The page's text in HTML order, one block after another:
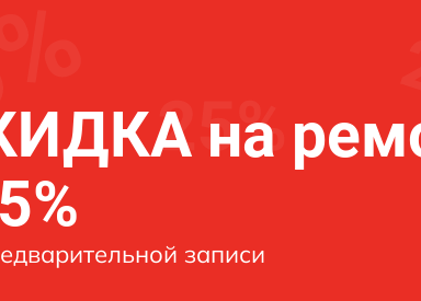
на
записи